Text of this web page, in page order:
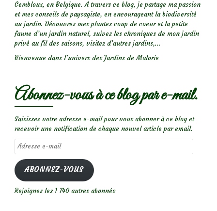
Gembloux, en Belgique. A travers ce blog, je partage ma passion
et mes conseils de paysagiste, en encourageant la biodiversité
au jardin. Découvrez mes plantes coup de coeur et la petite
faune d’un jardin naturel, suivez les chroniques de mon jardin
privé au fil des saisons, visitez d’autres jardins,...
Bienvenue dans l’univers des Jardins de Malorie
Abonnez-vous à ce blog par e-mail.
Saisissez votre adresse e-mail pour vous abonner à ce blog et
recevoir une notification de chaque nouvel article par email.
Adresse
e-
mail
ABONNEZ-VOUS
Rejoignez les 1 740 autres abonnés